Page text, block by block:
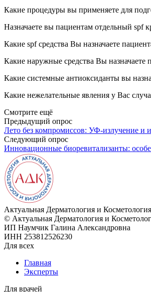
Какие процедуры вы применяете для
Назначаете вы пациентам отдельный spf
Какие spf средства Вы назначаете
Какие наружные средства Вы
Какие системные антиоксиданты вы
Какие нежелательные явления у Вас
Смотрите ещё
Предыдущий опрос
Лето без компромиссов: УФ-излучение и
Следующий опрос
Инновационные биоревитализанты:
Актуальная Дерматология и Косметология
© Актуальная Дерматология и
ИП Наумчик Галина Александровна
ИНН 253812526230
Для всех
Главная
Эксперты
Для врачей